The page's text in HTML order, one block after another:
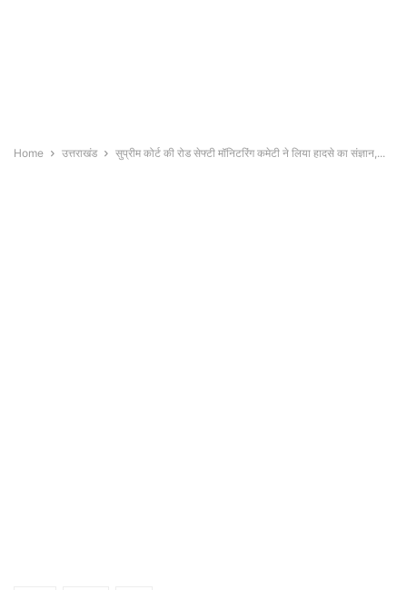
Home उत्तराखंड सुप्रीम कोर्ट की रोड सेफ्टी मॉनिटरिंग कमेटी ने लिया हादसे का संज्ञान,...